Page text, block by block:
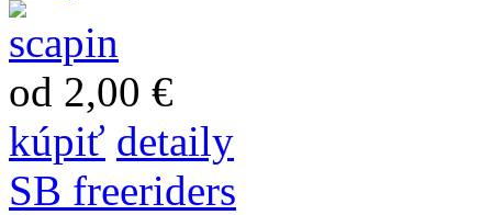
od 2,00 €
kúpiť detaily
SB freeriders